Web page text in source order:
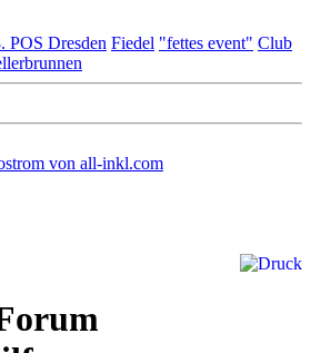
POS Dresden Fiedel "fettes event" Club